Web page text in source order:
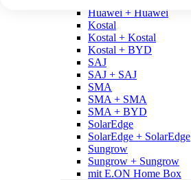
Huawei + Huawei
Kostal
Kostal + Kostal
Kostal + BYD
SAJ
SAJ + SAJ
SMA
SMA + SMA
SMA + BYD
SolarEdge
SolarEdge + SolarEdge
Sungrow
Sungrow + Sungrow
mit E.ON Home Box